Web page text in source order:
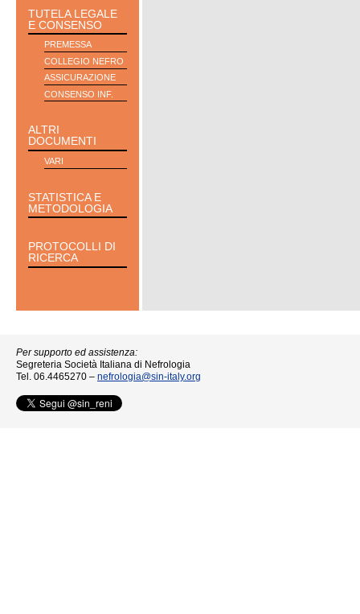
TUTELA LEGALE
E CONSENSO
PREMESSA
COLLEGIO NEFRO
ASSICURAZIONE
CONSENSO INF.
ALTRI
DOCUMENTI
VARI
STATISTICA E
METODOLOGIA
PROTOCOLLI DI
RICERCA
Per supporto ed assistenza:
Segreteria Società Italiana di Nefrologia
Tel. 06.4465270 – nefrologia@sin-italy.org